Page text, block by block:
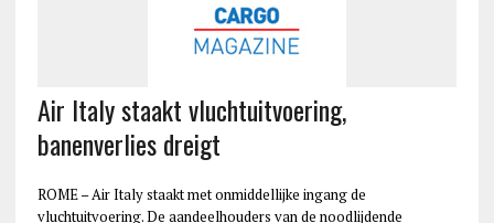
Air Italy staakt vluchtuitvoering,
banenverlies dreigt
ROME – Air Italy staakt met onmiddellijke ingang de
vluchtuitvoering. De aandeelhouders van de noodlijdende